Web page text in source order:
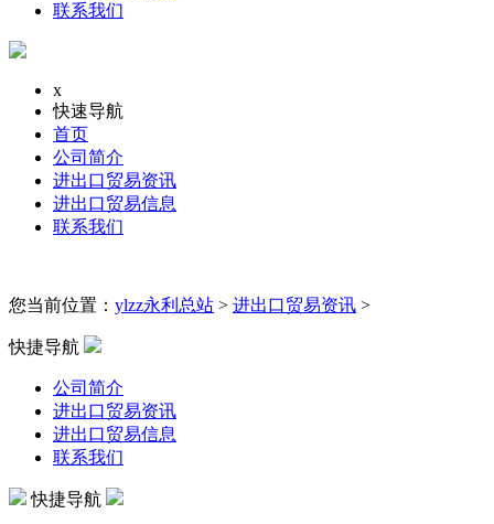
联系我们
x
快速导航
首页
公司简介
进出口贸易资讯
进出口贸易信息
联系我们
您当前位置： ylzz永利总站 > 进出口贸易资讯 >
快捷导航
公司简介
进出口贸易资讯
进出口贸易信息
联系我们
快捷导航